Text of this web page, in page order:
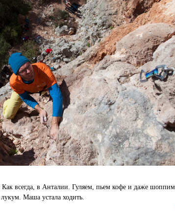
Как всегда, в Анталии. Гуляем, пьем кофе и даже
Маша устала ходить.